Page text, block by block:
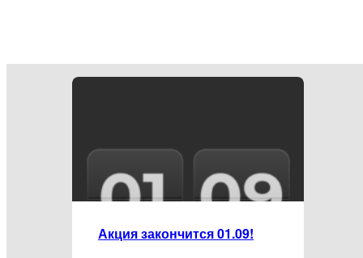
Акция закончится 01.09!